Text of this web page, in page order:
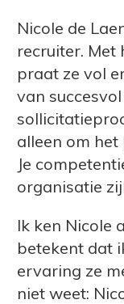
Nicole de
recruiter.
praat ze vol
van
alleen om
Je
organisatie
Ik ken Nicole
betekent dat
ervaring ze
niet weet: